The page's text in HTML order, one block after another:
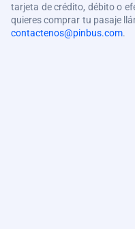
tarjeta de crédito, débito o
quieres comprar tu pasaje
contactenos@pinbus.com.